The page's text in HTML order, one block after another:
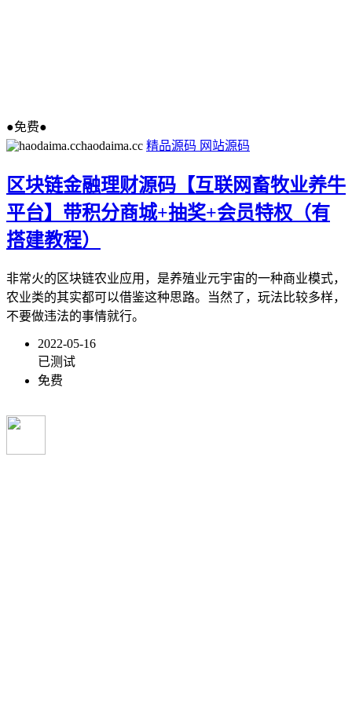
●免费●
haodaima.cc 精品源码 网站源码
区块链金融理财源码【互联网畜牧业养牛
平台】带积分商城+抽奖+会员特权（有
搭建教程）
非常火的区块链农业应用，是养殖业元宇宙的一种商业模式，
农业类的其实都可以借鉴这种思路。当然了，玩法比较多样，
不要做违法的事情就行。
2022-05-16
已测试
免费